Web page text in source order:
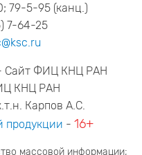
79-5-95 (канц.)
7-64-25
Сайт ФИЦ КНЦ РАН
КНЦ РАН
Карпов А.С.
продукции - 16+
массовой информации;